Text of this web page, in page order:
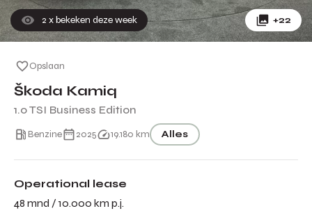
2 x bekeken deze week +22
Opslaan
Škoda Kamiq
1.0 TSI Business Edition
Benzine 2025 19.180 km Alles
Operational lease
48 mnd / 10.000 km p.j.